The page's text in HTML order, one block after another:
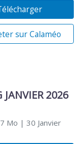
sur Calaméo
JANVIER 2026
Mo | 30 Janvier